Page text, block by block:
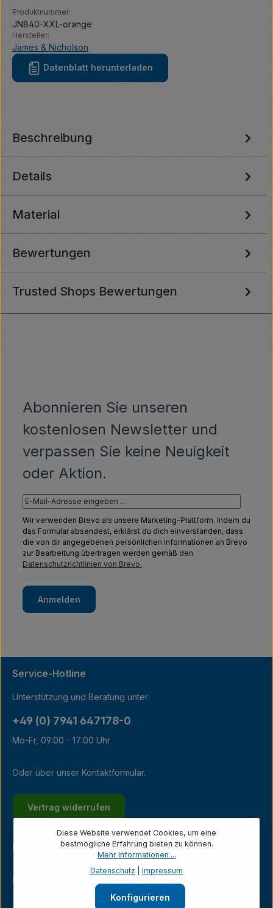
Produktnummer:
JN840-XXL-orange
Hersteller:
James & Nicholson
Datenblatt herunterladen
Beschreibung
Details
Material
Bewertungen
Trusted Shops Bewertungen
Abonnieren Sie unseren
kostenlosen Newsletter und
verpassen Sie keine Neuigkeit
oder Aktion.
Wir verwenden Brevo als unsere Marketing-Plattform. Indem du
das Formular absendest, erklärst du dich einverstanden, dass
die von dir angegebenen persönlichen Informationen an Brevo
zur Bearbeitung übertragen werden gemäß den
Datenschutzrichtlinien von Brevo.
Anmelden
Service-Hotline
Unterstützung und Beratung unter:
+49 (0) 7941 647178-0
Mo-Fr, 09:00 - 17:00 Uhr
Oder über unser Kontaktformular.
Vertrag widerrufen
Kundenservice
Unternehmen
Diese Website verwendet Cookies, um eine
bestmögliche Erfahrung bieten zu können.
Mehr Informationen ...
Datenschutz
Impressum
Konfigurieren